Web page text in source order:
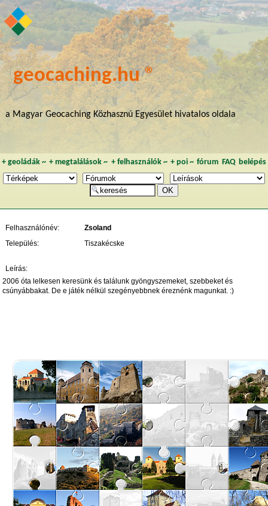
geocaching.hu ®
a Magyar Geocaching Közhasznú Egyesület hivatalos oldala
+ geoládák~ +megtalálások ~ + felhasználók~ + poi~ fórum FAQ belépés
Felhasználónév:
Zsoland
Település:
Tiszakécske
Leírás:
2006 óta lelkesen keresünk és találunk gyöngyszemeket, szebbeket és
csúnyábbakat. De e játék nélkül szegényebbnek éreznénk magunkat. :)